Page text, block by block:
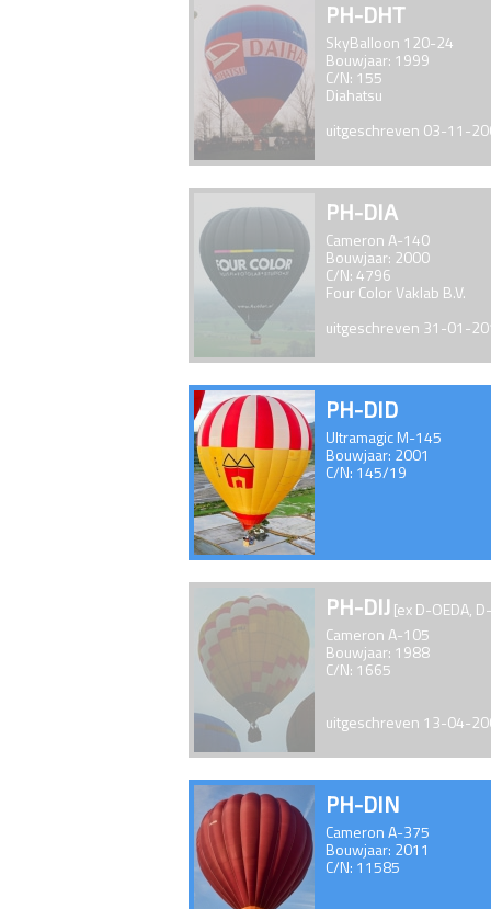
PH-DHT
SkyBalloon 120-24
Bouwjaar: 1999
C/N: 155
Diahatsu
uitgeschreven 03-11-
PH-DIA
Cameron A-140
Bouwjaar: 2000
C/N: 4796
Four Color Vaklab B.V.
uitgeschreven 31-01-
PH-DID
Ultramagic M-145
Bouwjaar: 2001
C/N: 145/19
PH-DIJ[ex D-OEDA,
Cameron A-105
Bouwjaar: 1988
C/N: 1665
uitgeschreven 13-04-
PH-DIN
Cameron A-375
Bouwjaar: 2011
C/N: 11585